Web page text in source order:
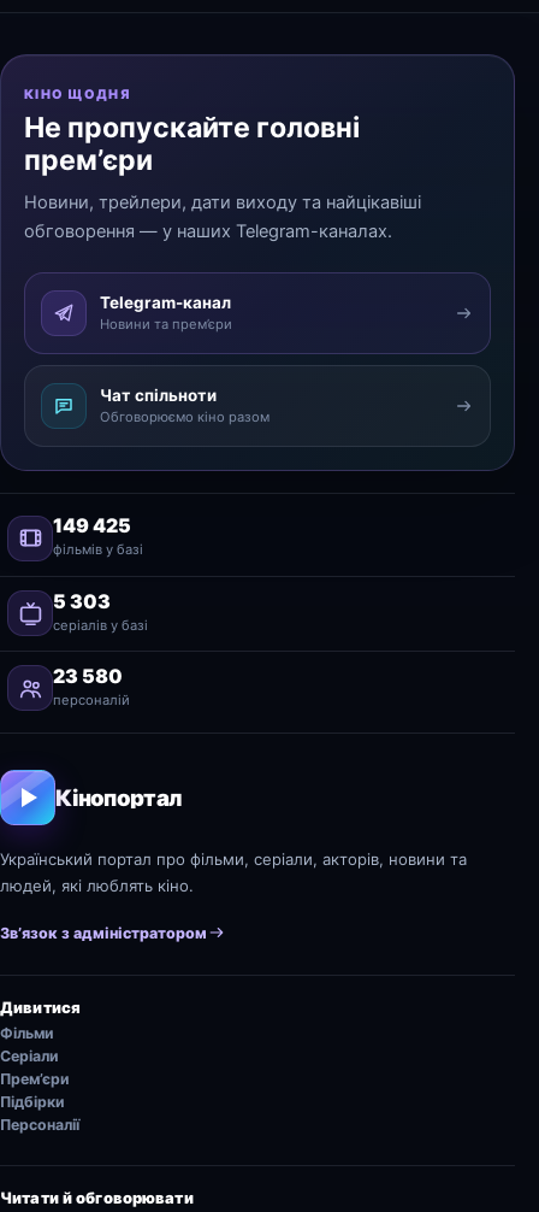
КІНО ЩОДНЯ
Не пропускайте головні
прем’єри
Новини, трейлери, дати виходу та найцікавіші
обговорення — у наших Telegram-каналах.
Telegram-канал
Новини та прем’єри
Чат спільноти
Обговорюємо кіно разом
149 425
фільмів у базі
5 303
серіалів у базі
23 580
персоналій
Кінопортал
Український портал про фільми, серіали, акторів, новини та
людей, які люблять кіно.
Зв’язок з адміністратором
Дивитися
Фільми
Серіали
Прем’єри
Підбірки
Персоналії
Читати й обговорювати